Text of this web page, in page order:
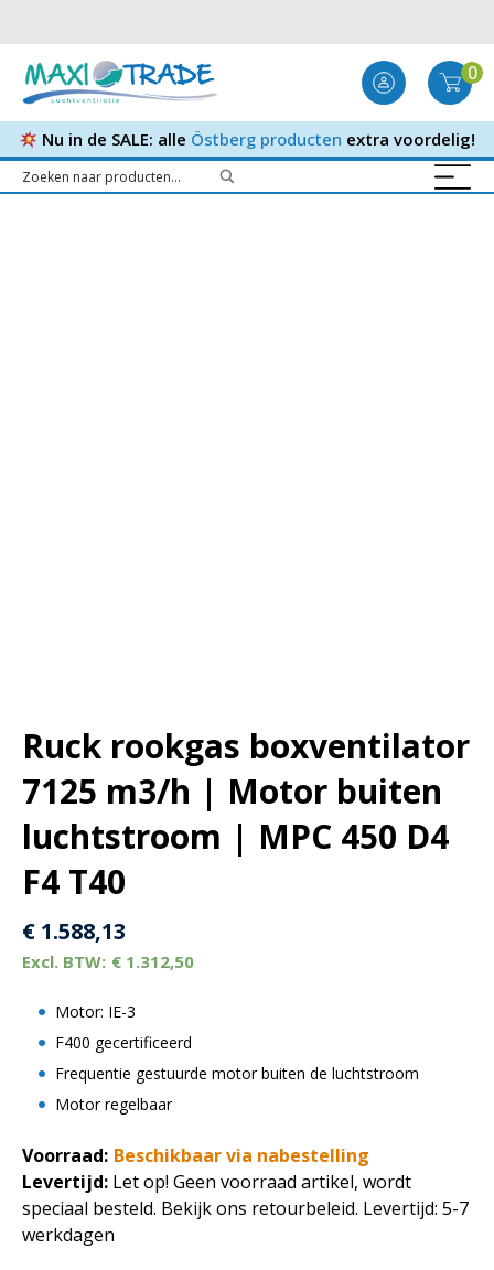
0
Nu in de SALE: alle Östberg producten extra voordelig!
Ruck rookgas boxventilator
7125 m3/h | Motor buiten
luchtstroom | MPC 450 D4
F4 T40
€ 1.588,13
€ 1.312,50
Motor: IE-3
F400 gecertificeerd
Frequentie gestuurde motor buiten de luchtstroom
Motor regelbaar
Voorraad: Beschikbaar via nabestelling
Levertijd: Let op! Geen voorraad artikel, wordt
speciaal besteld. Bekijk ons retourbeleid. Levertijd: 5-7
werkdagen